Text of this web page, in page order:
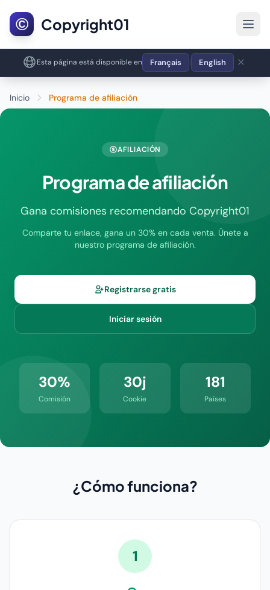
© Copyright01
Esta página está disponible en Français | English
Inicio Programa de afiliación
AFILIACIÓN
Programa de afiliación
Gana comisiones recomendando Copyright01
Comparte tu enlace, gana un 30% en cada venta. Únete a
nuestro programa de afiliación.
Registrarse gratis
Iniciar sesión
30%
Comisión
30j
Cookie
181
Países
¿Cómo funciona?
1